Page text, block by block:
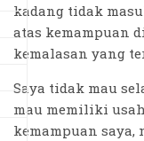
kadang tidak
atas kemampuan
kemalasan yang
Saya tidak mau
mau memiliki
kemampuan saya,